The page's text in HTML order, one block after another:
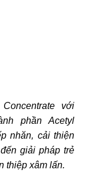
với
phần Acetyl
nhăn, cải thiện
giải pháp trẻ
thiệp xâm lấn.